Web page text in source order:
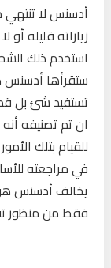
أدسنس لا
زياراته قليله
استخدم ذلك
ستقرأها
تستفيد شئ بل
ان تم تصنيفه
للقيام بتلك
في مراجعته
يخالف أدسنس
فقط من منظور